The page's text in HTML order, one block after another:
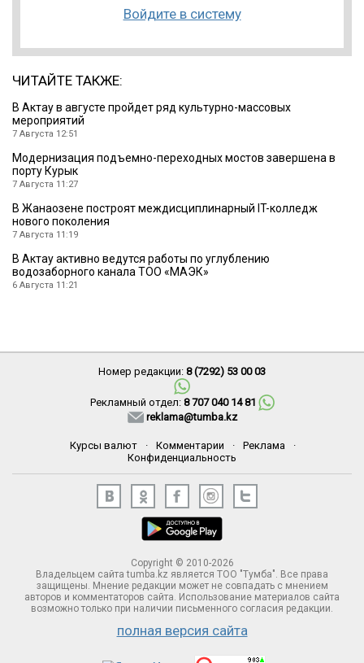
Войдите в систему
ЧИТАЙТЕ ТАКЖЕ:
В Актау в августе пройдет ряд культурно-массовых
мероприятий
7 Августа 12:51
Модернизация подъемно-переходных мостов завершена в
порту Курык
7 Августа 11:27
В Жанаозене построят междисциплинарный IT-колледж
нового поколения
7 Августа 11:19
В Актау активно ведутся работы по углублению
водозаборного канала ТОО «МАЭК»
6 Августа 11:21
Номер редакции: 8 (7292) 53 00 03
Рекламный отдел: 8 707 040 14 81
reklama@tumba.kz
Курсы валют · Комментарии · Реклама
·
Конфиденциальность
Copyright © 2010-2026
Владельцем сайта tumba.kz является ТОО "Тумба". Все права
защищены. Мнение редакции может не совпадать с мнением
авторов и комментаторов сайта. Использование материалов сайта
возможно только при наличии письменного согласия редакции.
полная версия сайта